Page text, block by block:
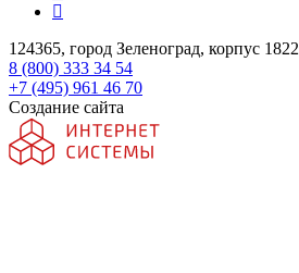
124365, город Зеленоград, корпус 1822
8 (800) 333 34 54
+7 (495) 961 46 70
Создание сайта